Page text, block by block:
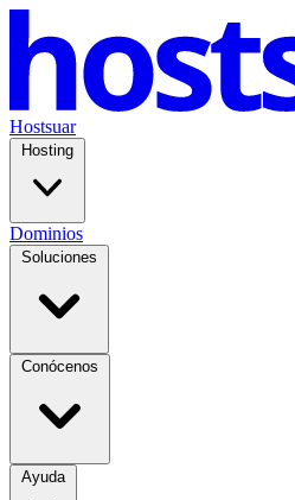
Hostsuar
Hosting
Dominios
Soluciones
Conócenos
Ayuda